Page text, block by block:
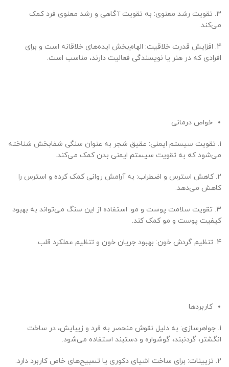
3. تقویت رشد معنوی: به تقویت آگاهی و رشد معنوی فرد کمک
می‌کند.
4. افزایش قدرت خلاقیت: الهام‌بخش ایده‌های خلاقانه است و برای
افرادی که در هنر یا نویسندگی فعالیت دارند، مناسب است.
خواص درمانی
1. تقویت سیستم ایمنی: عقیق شجر به عنوان سنگی شفابخش شناخته
می‌شود که به تقویت سیستم ایمنی بدن کمک می‌کند.
2. کاهش استرس و اضطراب: به آرامش روانی کمک کرده و استرس را
کاهش می‌دهد.
3. تقویت سلامت پوست و مو: استفاده از این سنگ می‌تواند به بهبود
کیفیت پوست و مو کمک کند.
4. تنظیم گردش خون: بهبود جریان خون و تنظیم عملکرد قلب.
کاربردها
1. جواهرسازی: به دلیل نقوش منحصر به فرد و زیبایش، در ساخت
انگشتر، گردنبند، گوشواره و دستبند استفاده می‌شود.
2. تزیینات: برای ساخت اشیای دکوری یا تسبیح‌های خاص کاربرد دارد.